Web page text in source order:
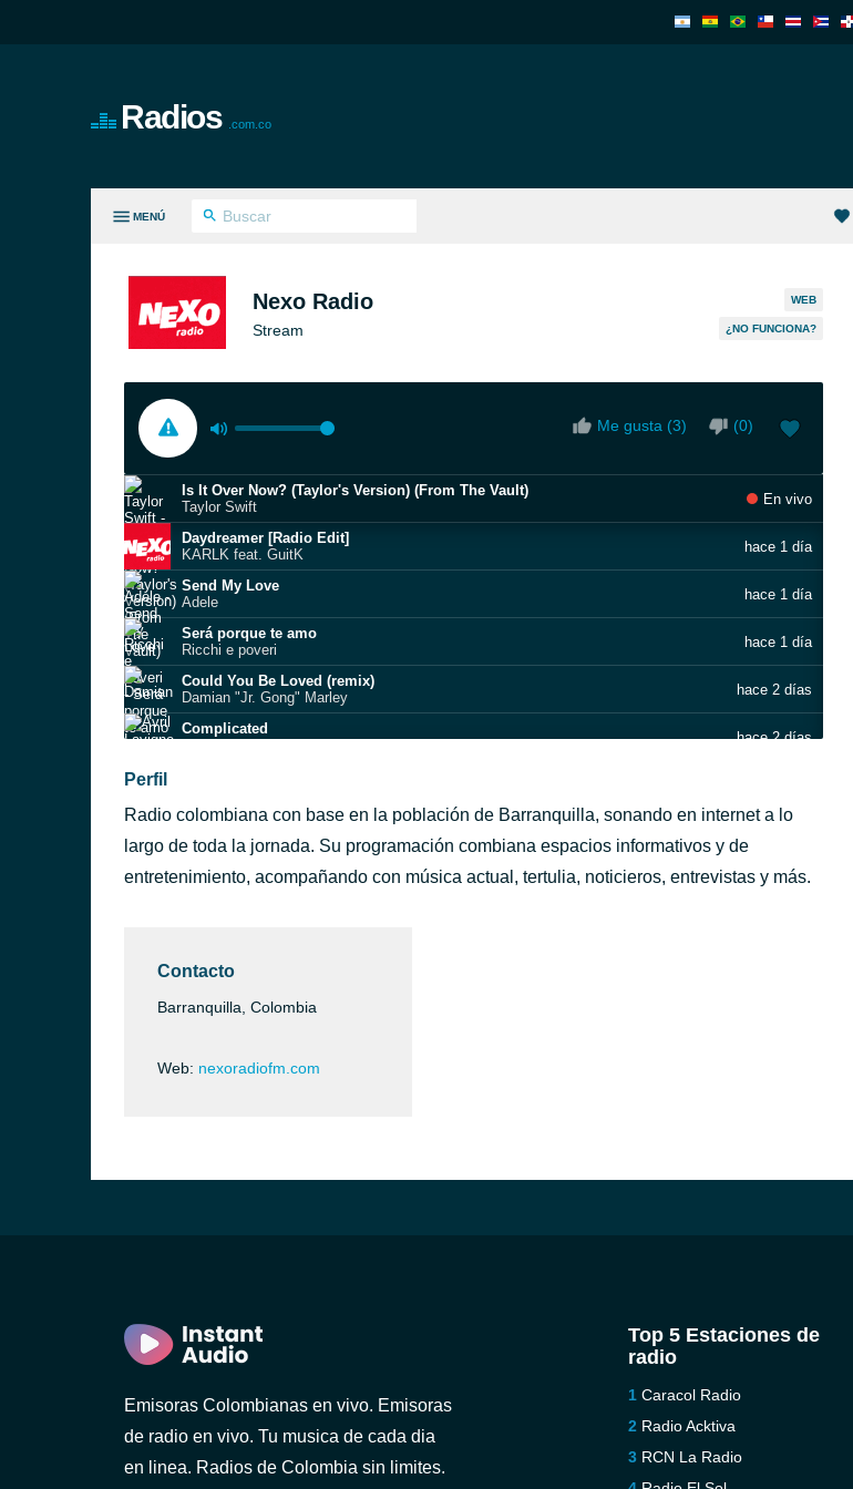
Radios .com.co
MENÚ
Nexo Radio
Stream
WEB
¿NO FUNCIONA?
Me gusta (3) (0)
Is It Over Now? (Taylor's Version) (From The Vault)
Taylor Swift
En vivo
Daydreamer [Radio Edit]
KARLK feat. GuitK
hace 1 día
Send My Love
Adele
hace 1 día
Será porque te amo
Ricchi e poveri
hace 1 día
Could You Be Loved (remix)
Damian "Jr. Gong" Marley
hace 2 días
Complicated
hace 2 días
Katy Perry Hot N Cold hace 4 días
Perfil
Radio colombiana con base en la población de Barranquilla, sonando en internet a lo
largo de toda la jornada. Su programación combiana espacios informativos y de
entretenimiento, acompañando con música actual, tertulia, noticieros, entrevistas y más.
Contacto
Barranquilla, Colombia
Web: nexoradiofm.com
Emisoras Colombianas en vivo. Emisoras
de radio en vivo. Tu musica de cada dia
en linea. Radios de Colombia sin limites.
Top 5 Estaciones de
radio
Caracol Radio
Radio Acktiva
RCN La Radio